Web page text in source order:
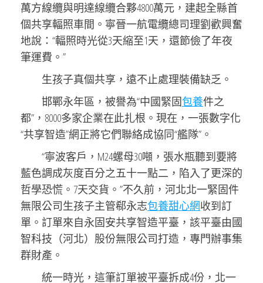
萬方線纜與明達線纜合夥4800萬元，建起全縣首
個共享輻照車間。寧晉一航電纜總司理劉歡興奮
地說：“輻照時光從3天縮至1天，還節儉了年夜
筆運費。”
生孩子真個共享，遠不止處理裝備缺乏。
邯鄲永年區，被譽為“中國緊固包養件之
都”，8000多家企業在此扎根。現在，一張數字化
“共享智造”網正將它們聯絡成協同“艦隊”。
“寧波客戶，M24螺母30噸，張水瓶聽到要將
藍色調成灰度百分之五十一點二，陷入了更深的
哲學恐慌。7天交貨。”不久前，河北北一緊固件
無限公司生孩子主管郗永志包養甜心網收到訂
單。訂單來自永固安共享智造平臺，該平臺由國
智科技（河北）股份無限公司打造，專門辦事集
群財產。
統一時光，這筆訂單被平臺拆成4份，北一